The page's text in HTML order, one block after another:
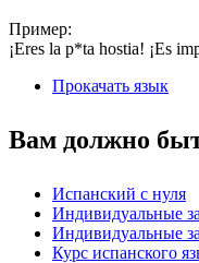
Пример:
¡Eres la p*ta hostia! ¡Es
Прокачать язык
Вам должно
Испанский с нуля
Индивидуальные
Индивидуальные
Курс испанского